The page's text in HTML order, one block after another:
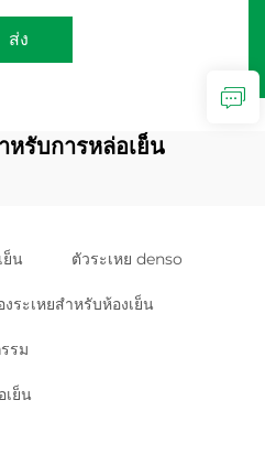
ส่ง
หรับการหล่อเย็น
ย็น ตัวระเหย denso
งระเหยสำหรับห้องเย็น
รม
เย็น